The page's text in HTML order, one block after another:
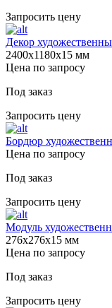
Запросить цену
Декор
2400х1180х15 мм
Цена по запросу
Под заказ
Запросить цену
Бордюр
Цена по запросу
Под заказ
Запросить цену
Модуль
276х276х15 мм
Цена по запросу
Под заказ
Запросить цену